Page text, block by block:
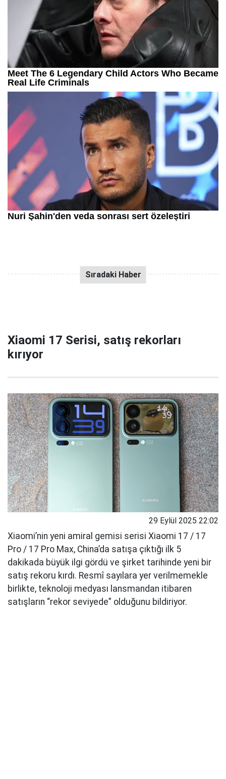
Xiaomi 17 Serisi, satış rekorları
kırıyor
29 Eylül 2025 22:02
Xiaomi’nin yeni amiral gemisi serisi Xiaomi 17 / 17
Pro / 17 Pro Max, China’da satışa çıktığı ilk 5
dakikada büyük ilgi gördü ve şirket tarihinde yeni bir
satış rekoru kırdı. Resmî sayılara yer verilmemekle
birlikte, teknoloji medyası lansmandan itibaren
satışların “rekor seviyede” olduğunu bildiriyor.